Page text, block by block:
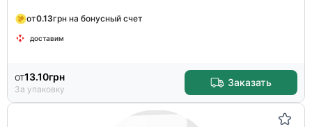
от0.13грн на бонусный счет
доставим
от13.10грн
За упаковку
Заказать